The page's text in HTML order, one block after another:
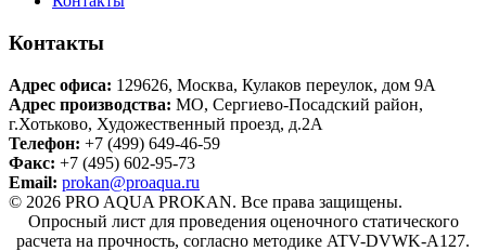
Контакты
Адрес офиса: 129626, Москва, Кулаков переулок, дом 9А
Адрес производства: МО, Сергиево-Посадский район,
г.Хотьково, Художественный проезд, д.2А
Телефон: +7 (499) 649-46-59
Факс: +7 (495) 602-95-73
Email: prokan@proaqua.ru
© 2026 PRO AQUA PROKAN. Все права защищены.
Опросный лист для проведения оценочного статического
расчета на прочность, согласно методике ATV-DVWK-A127.